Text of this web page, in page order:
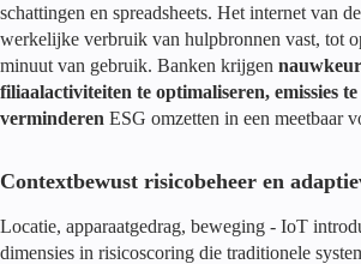
schattingen en spreadsheets. Het internet van
werkelijke verbruik van hulpbronnen vast, tot
minuut van gebruik. Banken krijgen
filiaalactiviteiten te optimaliseren, emissies
verminderen ESG omzetten in een meetbaar
Contextbewust risicobeheer en
Locatie, apparaatgedrag, beweging - IoT
dimensies in risicoscoring die traditionele